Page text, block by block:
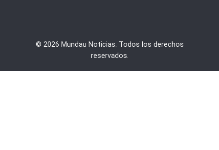
© 2026 Mundau Noticias. Todos los derechos
reservados.